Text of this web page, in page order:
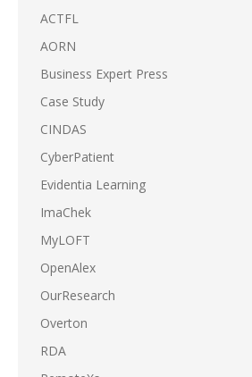
ACTFL
AORN
Business Expert Press
Case Study
CINDAS
CyberPatient
Evidentia Learning
ImaChek
MyLOFT
OpenAlex
OurResearch
Overton
RDA